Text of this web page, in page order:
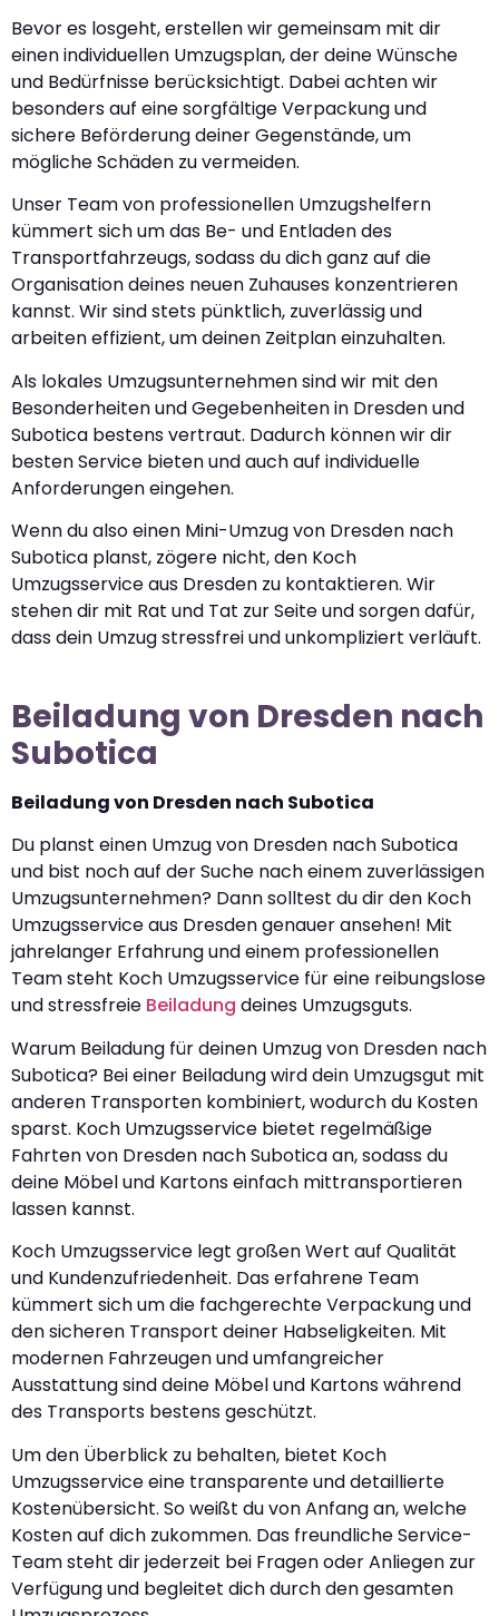
Bevor es losgeht, erstellen wir gemeinsam mit dir
einen individuellen Umzugsplan, der deine Wünsche
und Bedürfnisse berücksichtigt. Dabei achten wir
besonders auf eine sorgfältige Verpackung und
sichere Beförderung deiner Gegenstände, um
mögliche Schäden zu vermeiden.
Unser Team von professionellen Umzugshelfern
kümmert sich um das Be- und Entladen des
Transportfahrzeugs, sodass du dich ganz auf die
Organisation deines neuen Zuhauses konzentrieren
kannst. Wir sind stets pünktlich, zuverlässig und
arbeiten effizient, um deinen Zeitplan einzuhalten.
Als lokales Umzugsunternehmen sind wir mit den
Besonderheiten und Gegebenheiten in Dresden und
Subotica bestens vertraut. Dadurch können wir dir
besten Service bieten und auch auf individuelle
Anforderungen eingehen.
Wenn du also einen Mini-Umzug von Dresden nach
Subotica planst, zögere nicht, den Koch
Umzugsservice aus Dresden zu kontaktieren. Wir
stehen dir mit Rat und Tat zur Seite und sorgen dafür,
dass dein Umzug stressfrei und unkompliziert verläuft.
Beiladung von Dresden nach
Subotica
Beiladung von Dresden nach Subotica
Du planst einen Umzug von Dresden nach Subotica
und bist noch auf der Suche nach einem zuverlässigen
Umzugsunternehmen? Dann solltest du dir den Koch
Umzugsservice aus Dresden genauer ansehen! Mit
jahrelanger Erfahrung und einem professionellen
Team steht Koch Umzugsservice für eine reibungslose
und stressfreie Beiladung deines Umzugsguts.
Warum Beiladung für deinen Umzug von Dresden nach
Subotica? Bei einer Beiladung wird dein Umzugsgut mit
anderen Transporten kombiniert, wodurch du Kosten
sparst. Koch Umzugsservice bietet regelmäßige
Fahrten von Dresden nach Subotica an, sodass du
deine Möbel und Kartons einfach mittransportieren
lassen kannst.
Koch Umzugsservice legt großen Wert auf Qualität
und Kundenzufriedenheit. Das erfahrene Team
kümmert sich um die fachgerechte Verpackung und
den sicheren Transport deiner Habseligkeiten. Mit
modernen Fahrzeugen und umfangreicher
Ausstattung sind deine Möbel und Kartons während
des Transports bestens geschützt.
Um den Überblick zu behalten, bietet Koch
Umzugsservice eine transparente und detaillierte
Kostenübersicht. So weißt du von Anfang an, welche
Kosten auf dich zukommen. Das freundliche Service-
Team steht dir jederzeit bei Fragen oder Anliegen zur
Verfügung und begleitet dich durch den gesamten